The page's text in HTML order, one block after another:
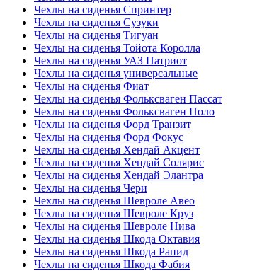
Чехлы на сиденья Спринтер
Чехлы на сиденья Сузуки
Чехлы на сиденья Тигуан
Чехлы на сиденья Тойота Королла
Чехлы на сиденья УАЗ Патриот
Чехлы на сиденья универсальные
Чехлы на сиденья Фиат
Чехлы на сиденья Фольксваген Пассат
Чехлы на сиденья Фольксваген Поло
Чехлы на сиденья Форд Транзит
Чехлы на сиденья Форд Фокус
Чехлы на сиденья Хендай Акцент
Чехлы на сиденья Хендай Солярис
Чехлы на сиденья Хендай Элантра
Чехлы на сиденья Чери
Чехлы на сиденья Шевроле Авео
Чехлы на сиденья Шевроле Круз
Чехлы на сиденья Шевроле Нива
Чехлы на сиденья Шкода Октавия
Чехлы на сиденья Шкода Рапид
Чехлы на сиденья Шкода Фабия